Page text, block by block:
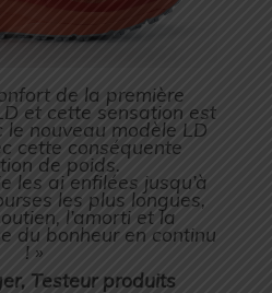
de la première
et cette sensation est
nouveau modèle LD
cette conséquente
de poids.
les ai enfilées jusqu’à
les plus longues,
l’amorti et la
du bonheur en continu
! »
Testeur produits